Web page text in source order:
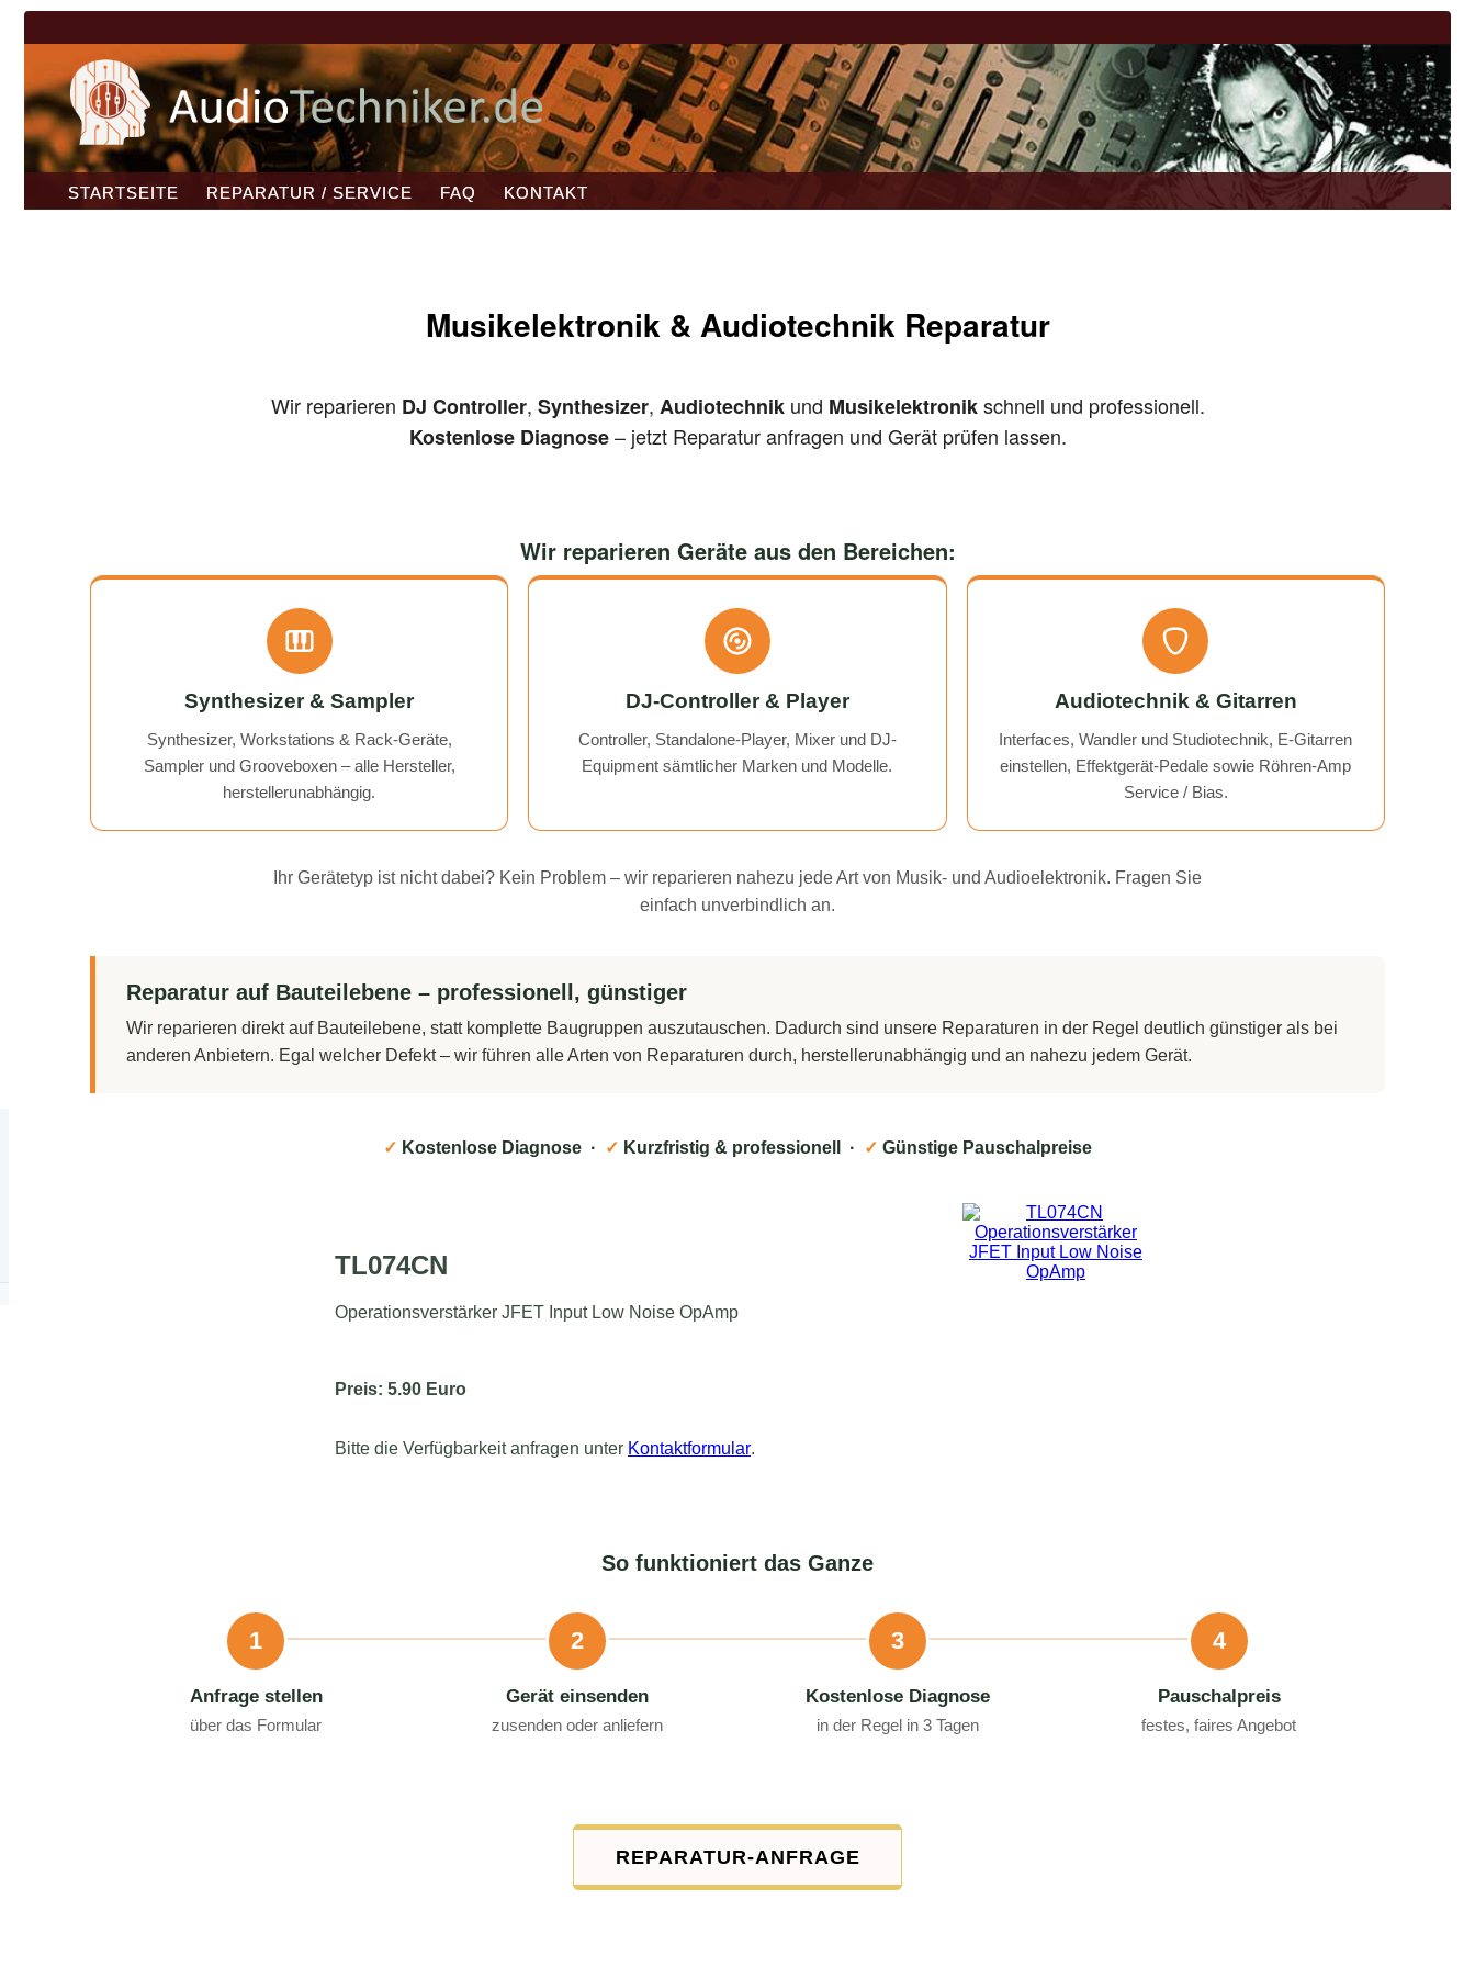
STARTSEITE REPARATUR / SERVICE FAQ KONTAKT
Musikelektronik & Audiotechnik Reparatur
Wir reparieren DJ Controller, Synthesizer, Audiotechnikund Musikelektronikschnell und professionell.
Kostenlose Diagnose– jetzt Reparatur anfragen und Gerät prüfen lassen.
Wir reparieren Geräte aus den Bereichen:
Synthesizer & Sampler
Synthesizer, Workstations & Rack-Geräte,
Sampler und Grooveboxen – alle Hersteller,
herstellerunabhängig.
DJ-Controller & Player
Controller, Standalone-Player, Mixer und DJ-
Equipment sämtlicher Marken und Modelle.
Audiotechnik & Gitarren
Interfaces, Wandler und Studiotechnik, E-Gitarren
einstellen, Effektgerät-Pedale sowie Röhren-Amp
Service / Bias.
Ihr Gerätetyp ist nicht dabei? Kein Problem – wir reparieren nahezu jede Art von Musik- und Audioelektronik. Fragen Sie
einfach unverbindlich an.
Reparatur auf Bauteilebene – professionell, günstiger
Wir reparieren direkt auf Bauteilebene, statt komplette Baugruppen auszutauschen. Dadurch sind unsere Reparaturen in der Regel deutlich günstiger als bei
anderen Anbietern. Egal welcher Defekt – wir führen alle Arten von Reparaturen durch, herstellerunabhängig und an nahezu jedem Gerät.
✓ Kostenlose Diagnose · ✓ Kurzfristig & professionell · ✓ Günstige Pauschalpreise
TL074CN
Operationsverstärker JFET Input Low Noise OpAmp
Preis: 5.90 Euro
Bitte die Verfügbarkeit anfragen unter Kontaktformular.
So funktioniert das Ganze
1
Anfrage stellen
über das Formular
2
Gerät einsenden
zusenden oder anliefern
3
Kostenlose Diagnose
in der Regel in 3 Tagen
4
Pauschalpreis
festes, faires Angebot
REPARATUR-ANFRAGE